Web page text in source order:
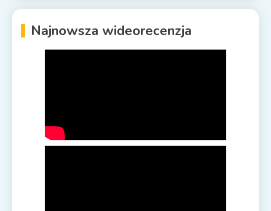
Najnowsza wideorecenzja